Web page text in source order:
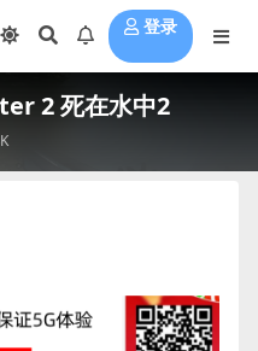
登录
2 死在水中2